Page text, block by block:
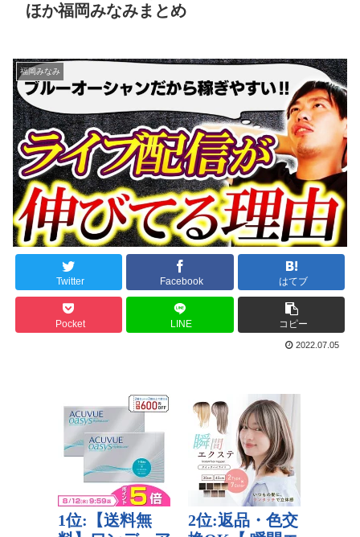
ほか福岡みなみまとめ
福岡みなみ
Twitter Facebook はてブ
Pocket LINE コピー
2022.07.05